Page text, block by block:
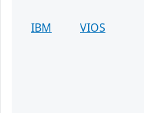
IBM
VIOS